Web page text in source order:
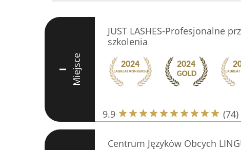
I Miejsce
JUST LASHES-Profesjonalne
szkolenia
9.9 (74)
Centrum Języków Obcych